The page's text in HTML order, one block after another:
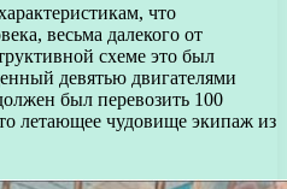
что
весьма далекого от
схеме это был
девятью двигателями
был перевозить 100
летающее чудовище экипаж из